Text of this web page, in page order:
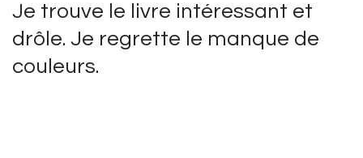
Je trouve le livre intéressant et
drôle. Je regrette le manque de
couleurs.